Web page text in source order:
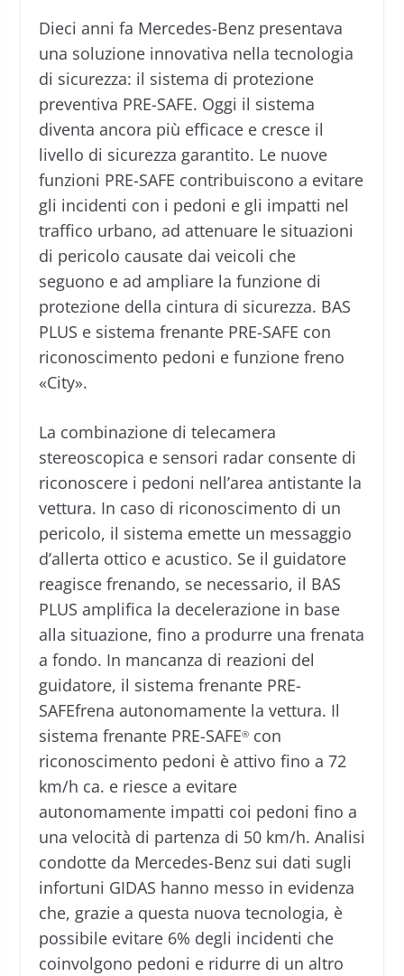
Dieci anni fa Mercedes-Benz presentava
una soluzione innovativa nella tecnologia
di sicurezza: il sistema di protezione
preventiva PRE-SAFE. Oggi il sistema
diventa ancora più efficace e cresce il
livello di sicurezza garantito. Le nuove
funzioni PRE-SAFE contribuiscono a evitare
gli incidenti con i pedoni e gli impatti nel
traffico urbano, ad attenuare le situazioni
di pericolo causate dai veicoli che
seguono e ad ampliare la funzione di
protezione della cintura di sicurezza. BAS
PLUS e sistema frenante PRE-SAFE con
riconoscimento pedoni e funzione freno
«City».
La combinazione di telecamera
stereoscopica e sensori radar consente di
riconoscere i pedoni nell’area antistante la
vettura. In caso di riconoscimento di un
pericolo, il sistema emette un messaggio
d’allerta ottico e acustico. Se il guidatore
reagisce frenando, se necessario, il BAS
PLUS amplifica la decelerazione in base
alla situazione, fino a produrre una frenata
a fondo. In mancanza di reazioni del
guidatore, il sistema frenante PRE-
SAFEfrena autonomamente la vettura. Il
sistema frenante PRE-SAFE®con
riconoscimento pedoni è attivo fino a 72
km/h ca. e riesce a evitare
autonomamente impatti coi pedoni fino a
una velocità di partenza di 50 km/h. Analisi
condotte da Mercedes-Benz sui dati sugli
infortuni GIDAS hanno messo in evidenza
che, grazie a questa nuova tecnologia, è
possibile evitare 6% degli incidenti che
coinvolgono pedoni e ridurre di un altro